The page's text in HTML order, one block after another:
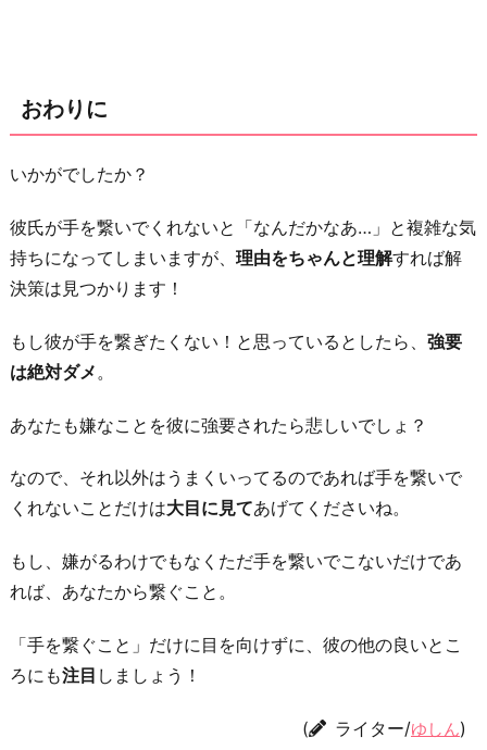
おわりに
いかがでしたか？
彼氏が手を繋いでくれないと「なんだかなあ…」と複雑な気
持ちになってしまいますが、 理由をちゃんと理解すれば解
決策は見つかります！
もし彼が手を繋ぎたくない！と思っているとしたら、 強要
は絶対ダメ 。
あなたも嫌なことを彼に強要されたら悲しいでしょ？
なので、それ以外はうまくいってるのであれば手を繋いで
くれないことだけは大目に見てあげてくださいね。
もし、嫌がるわけでもなくただ手を繋いでこないだけであ
れば、あなたから繋ぐこと。
「手を繋ぐこと」だけに目を向けずに、彼の他の良いとこ
ろにも注目 しましょう！
( ライター/ゆしん)